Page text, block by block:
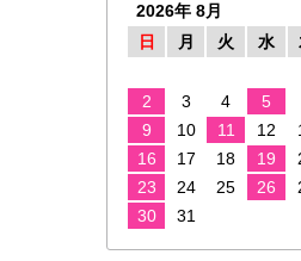
2026年 8月
日
月 火 水
2
3 4 5
9
10 11 12
16
17 18 19
23
24 25 26
30
31